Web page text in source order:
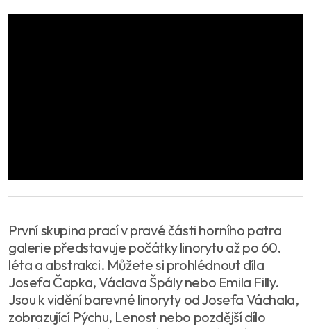
První skupina prací v pravé části horního patra
galerie představuje počátky linorytu až po 60.
léta a abstrakci. Můžete si prohlédnout díla
Josefa Čapka, Václava Špály nebo Emila Filly.
Jsou k vidění barevné linoryty od Josefa Váchala,
zobrazující Pýchu, Lenost nebo pozdější dílo